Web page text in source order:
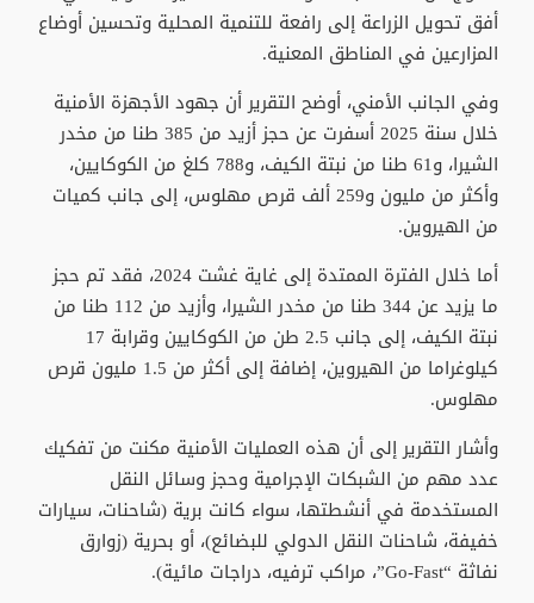
أفق تحويل الزراعة إلى رافعة للتنمية المحلية وتحسين أوضاع
المزارعين في المناطق المعنية.
وفي الجانب الأمني، أوضح التقرير أن جهود الأجهزة الأمنية
خلال سنة 2025 أسفرت عن حجز أزيد من 385 طنا من مخدر
الشيرا، و61 طنا من نبتة الكيف، و788 كلغ من الكوكايين،
وأكثر من مليون و259 ألف قرص مهلوس، إلى جانب كميات
من الهيروين.
أما خلال الفترة الممتدة إلى غاية غشت 2024، فقد تم حجز
ما يزيد عن 344 طنا من مخدر الشيرا، وأزيد من 112 طنا من
نبتة الكيف، إلى جانب 2.5 طن من الكوكايين وقرابة 17
كيلوغراما من الهيروين، إضافة إلى أكثر من 1.5 مليون قرص
مهلوس.
وأشار التقرير إلى أن هذه العمليات الأمنية مكنت من تفكيك
عدد مهم من الشبكات الإجرامية وحجز وسائل النقل
المستخدمة في أنشطتها، سواء كانت برية (شاحنات، سيارات
خفيفة، شاحنات النقل الدولي للبضائع)، أو بحرية (زوارق
نفاثة “Go-Fast”، مراكب ترفيه، دراجات مائية).